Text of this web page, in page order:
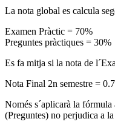
La nota global es calcula
Examen Pràctic = 70%
Preguntes pràctiques = 30%
Es fa mitja si la nota de
Nota Final 2n semestre =
Només s´aplicarà la
(Preguntes) no perjudica a